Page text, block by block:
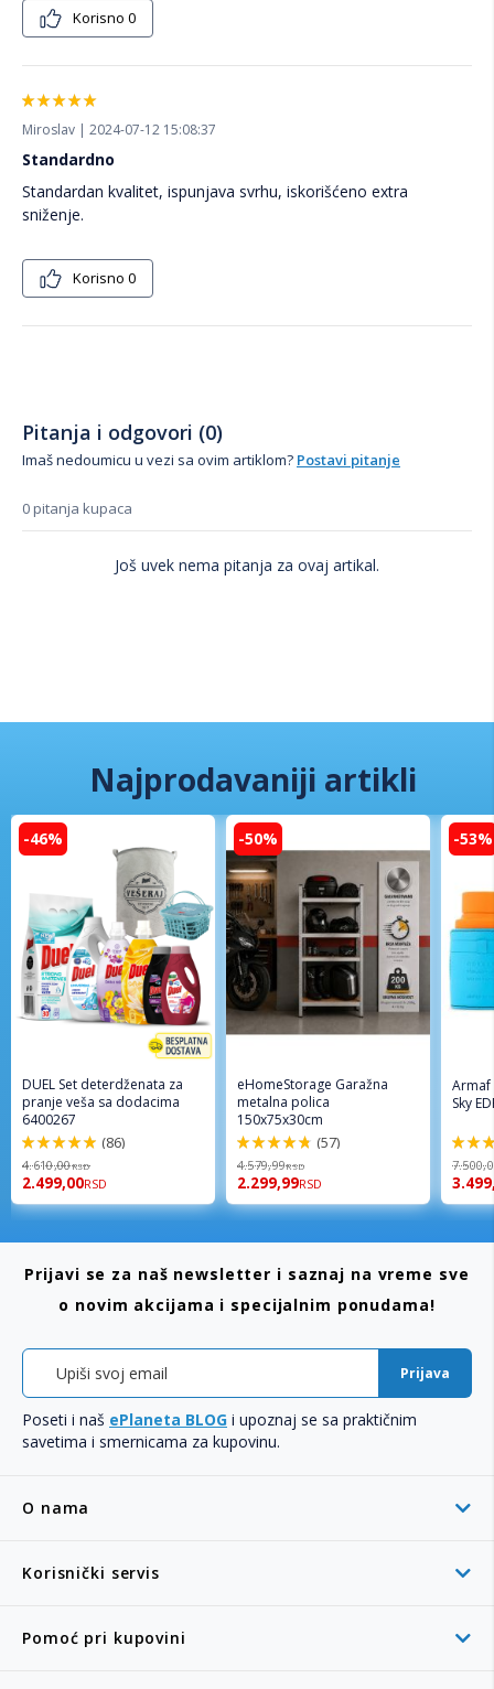
Korisno 0
Miroslav | 2024-07-12 15:08:37
Standardno
Standardan kvalitet, ispunjava svrhu, iskorišćeno extra
sniženje.
Korisno 0
Pitanja i odgovori (0)
Imaš nedoumicu u vezi sa ovim artiklom? Postavi pitanje
0 pitanja kupaca
Još uvek nema pitanja za ovaj artikal.
Najprodavaniji artikli
-46%
DUEL Set deterdženata za
pranje veša sa dodacima
6400267
98%
(86)
4.610,00RSD
2.499,00RSD
-50%
eHomeStorage Garažna
metalna polica
150x75x30cm
96%
(57)
4.579,99RSD
2.299,99RSD
-53%
Armaf
Sky
94%
O nama
Korisnički servis
Pomoć pri kupovini
Prijavi se za naš newsletter i saznaj na vreme sve
o novim akcijama i specijalnim ponudama!
Prijava
Poseti i naš ePlaneta BLOG i upoznaj se sa praktičnim
savetima i smernicama za kupovinu.